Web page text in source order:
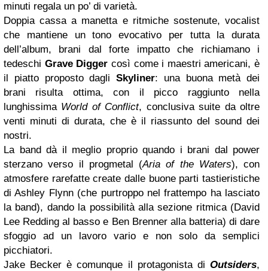
minuti regala un po’ di varietà.
Doppia cassa a manetta e ritmiche sostenute, vocalist
che mantiene un tono evocativo per tutta la durata
dell’album, brani dal forte impatto che richiamano i
tedeschi Grave Digger così come i maestri americani, è
il piatto proposto dagli Skyliner: una buona metà dei
brani risulta ottima, con il picco raggiunto nella
lunghissima World of Conflict, conclusiva suite da oltre
venti minuti di durata, che è il riassunto del sound dei
nostri.
La band dà il meglio proprio quando i brani dal power
sterzano verso il progmetal (Aria of the Waters), con
atmosfere rarefatte create dalle buone parti tastieristiche
di Ashley Flynn (che purtroppo nel frattempo ha lasciato
la band), dando la possibilità alla sezione ritmica (David
Lee Redding al basso e Ben Brenner alla batteria) di dare
sfoggio ad un lavoro vario e non solo da semplici
picchiatori.
Jake Becker è comunque il protagonista di Outsiders,